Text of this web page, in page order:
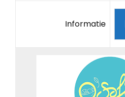
Informatie